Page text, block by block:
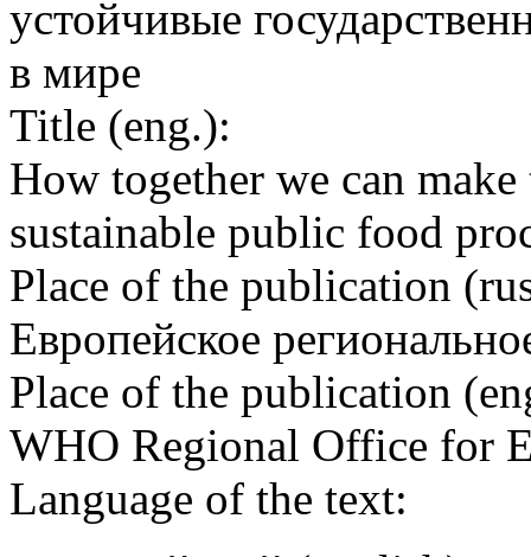
устойчивые
в мире
Title (eng.):
How together we can
sustainable public food
Place of the publication
Европейское
Place of the publication
WHO Regional Office for
Language of the text: